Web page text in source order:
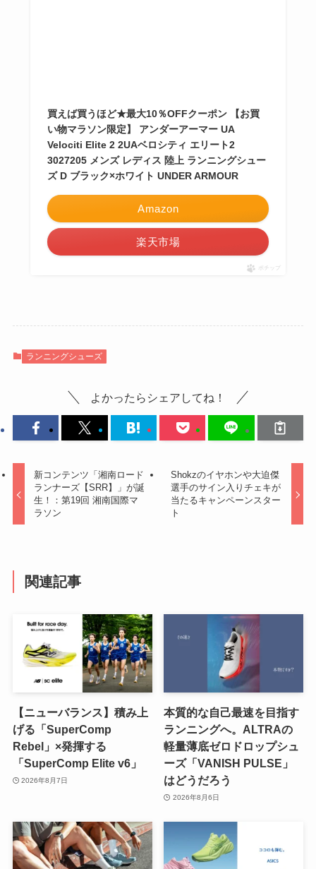
買えば買うほど★最大10％OFFクーポン 【お買
い物マラソン限定】 アンダーアーマー UA
Velociti Elite 2 2UAベロシティ エリート2
3027205 メンズ レディス 陸上 ランニングシュー
ズ D ブラック×ホワイト UNDER ARMOUR
Amazon
楽天市場
ポチップ
ランニングシューズ
よかったらシェアしてね！
新コンテンツ「湘南ロード
ランナーズ【SRR】」が誕
生！：第19回 湘南国際マ
ラソン
Shokzのイヤホンや大迫傑
選手のサイン入りチェキが
当たるキャンペーンスター
ト
関連記事
【ニューバランス】積み上
げる「SuperComp
Rebel」×発揮する
「SuperComp Elite v6」
2026年8月7日
本質的な自己最速を目指す
ランニングへ。ALTRAの
軽量薄底ゼロドロップシュ
ーズ「VANISH PULSE」
はどうだろう
2026年8月6日